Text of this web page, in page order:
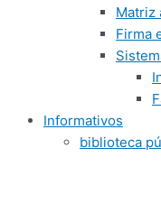
Matriz
Firma
Informativos
biblioteca